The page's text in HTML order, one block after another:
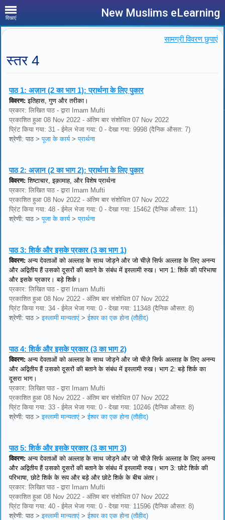
दिखाएं New Muslims eLearning
सामग्री विवरण छुपाएं
स्तर 4
पाठ 1: अज़ान (2 का भाग 1): प्रार्थना के लिए पुकार
विवरण: इतिहास, गुण और तरीका।
प्रकार: लिखित पाठ - द्वारा Imam Mufti
प्रकाशित हुआ 08 Nov 2022 - अंतिम बार संशोधित 07 Nov 2022
प्रिंट किया गया: 31 - ईमेल भेजा गया: 0 - देखा गया: 9998 (दैनिक औसत: 7)
श्रेणी: पाठ >पूजा के कार्य>प्रार्थना
पाठ 2: अज़ान (2 का भाग 2): प्रार्थना के लिए पुकार
विवरण: शिष्टाचार, इक़ामाह, और विशेष प्रार्थना
प्रकार: लिखित पाठ - द्वारा Imam Mufti
प्रकाशित हुआ 08 Nov 2022 - अंतिम बार संशोधित 07 Nov 2022
प्रिंट किया गया: 48 - ईमेल भेजा गया: 0 - देखा गया: 15462 (दैनिक औसत: 11)
श्रेणी: पाठ >पूजा के कार्य>प्रार्थना
पाठ 3:शिर्क और इसके प्रकार (3 का भाग 1)
विवरण: अन्य देवताओं को अल्लाह के साथ जोड़ने और जो चीज़े सिर्फ अल्लाह के लिए अनन्य
और अद्वितीय हैं उसको दूसरों की बताने के संबंध में इस्लामी रुख। भाग 1: शिर्क की परिभाषा
और इसके प्रकार। बड़े शिर्क।
प्रकार: लिखित पाठ - द्वारा Imam Mufti
प्रकाशित हुआ 08 Nov 2022 - अंतिम बार संशोधित 07 Nov 2022
प्रिंट किया गया: 34 - ईमेल भेजा गया: 0 - देखा गया: 11348 (दैनिक औसत: 8)
श्रेणी: पाठ >इस्लामी मान्यताएं >ईश्वर का एक होना (तौहीद)
पाठ 4:शिर्क और इसके प्रकार (3 का भाग 2)
विवरण: अन्य देवताओं को अल्लाह के साथ जोड़ने और जो चीज़े सिर्फ अल्लाह के लिए अनन्य
और अद्वितीय हैं उसको दूसरों की बताने के संबंध में इस्लामी रुख। भाग 2: बड़े शिर्क का
दूसरा भाग।
प्रकार: लिखित पाठ - द्वारा Imam Mufti
प्रकाशित हुआ 08 Nov 2022 - अंतिम बार संशोधित 07 Nov 2022
प्रिंट किया गया: 33 - ईमेल भेजा गया: 0 - देखा गया: 10246 (दैनिक औसत: 8)
श्रेणी: पाठ >इस्लामी मान्यताएं >ईश्वर का एक होना (तौहीद)
पाठ 5:शिर्क और इसके प्रकार (3 का भाग 3)
विवरण: अन्य देवताओं को अल्लाह के साथ जोड़ने और जो चीज़े सिर्फ अल्लाह के लिए अनन्य
और अद्वितीय हैं उसको दूसरों की बताने के संबंध में इस्लामी रुख। भाग 3: छोटे शिर्क की
परिभाषा, छोटे शिर्क के रूप और बड़े और छोटे शिर्क के बीच अंतर।
प्रकार: लिखित पाठ - द्वारा Imam Mufti
प्रकाशित हुआ 08 Nov 2022 - अंतिम बार संशोधित 07 Nov 2022
प्रिंट किया गया: 40 - ईमेल भेजा गया: 0 - देखा गया: 11596 (दैनिक औसत: 8)
श्रेणी: पाठ >इस्लामी मान्यताएं >ईश्वर का एक होना (तौहीद)